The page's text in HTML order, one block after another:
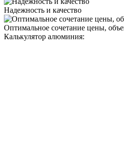
Надежность и качество
Оптимальное сочетание цены,
Калькулятор алюминия: